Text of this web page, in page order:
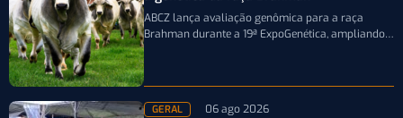
ABCZ lança avaliação genômica para a raça
Brahman durante a 19ª ExpoGenética, ampliando a
GERAL 06 ago 2026